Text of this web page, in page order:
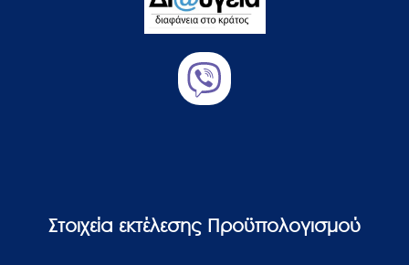
Στοιχεία εκτέλεσης Προϋπολογισμού